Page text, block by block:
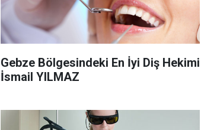
Gebze Bölgesindeki En İyi Diş Hekimi
İsmail YILMAZ